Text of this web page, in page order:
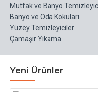
Mutfak ve Banyo
Banyo ve Oda Kokuları
Yüzey Temizleyiciler
Çamaşır Yıkama
Yeni Ürünler